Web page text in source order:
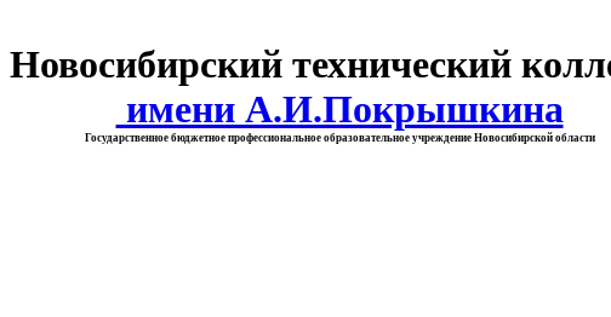
Новосибирский технический
имени А.И.Покрышкина
Государственное бюджетное профессиональное образовательное учреждение Новосибирской области